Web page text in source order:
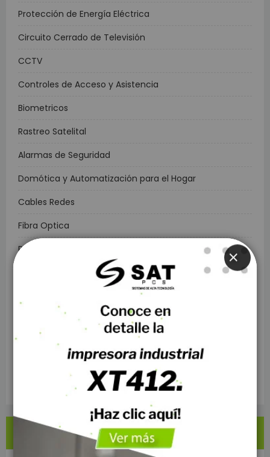
Protección de Energía Eléctrica
Circuito Cerrado de Televisión
CCTV
Controles de Acceso y Asistencia
Biometricos
Rastreo Satelital
Alarmas de Seguridad
Domótica y Automatización para el Hogar
Cables Redes
Fibra Optica
Redes Inalámbricas
Perifericos POS
NOTICIAS RECIENTES
CERRAR